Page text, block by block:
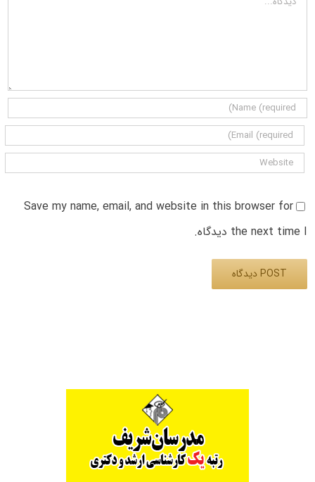
Save my name, email, and website in this browser for
the next time I دیدگاه.